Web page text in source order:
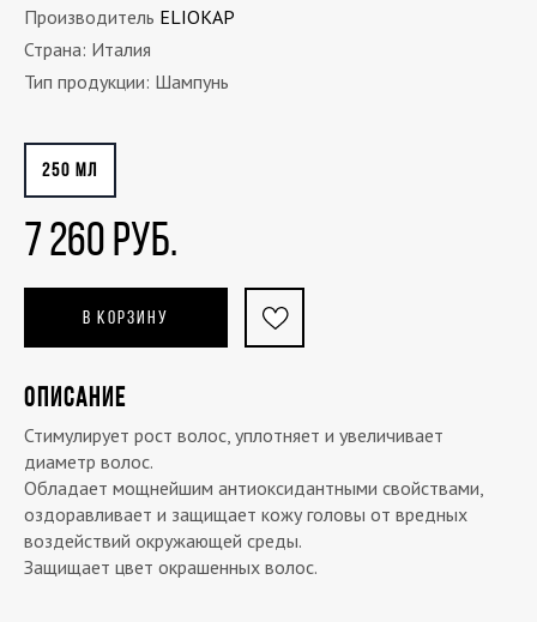
Производитель ELIOKAP
Страна: Италия
Тип продукции: Шампунь
250 МЛ
7 260 РУБ.
В КОРЗИНУ
ОПИСАНИЕ
Стимулирует рост волос, уплотняет и увеличивает
диаметр волос.
Обладает мощнейшим антиоксидантными свойствами,
оздоравливает и защищает кожу головы от вредных
воздействий окружающей среды.
Защищает цвет окрашенных волос.